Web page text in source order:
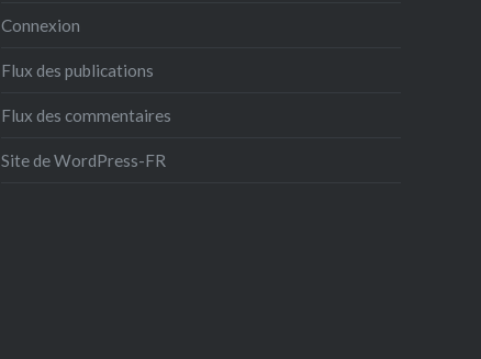
Connexion
Flux des publications
Flux des commentaires
Site de WordPress-FR